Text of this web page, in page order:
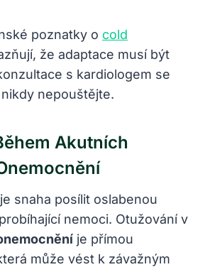
poznatky o cold
že adaptace musí být
s kardiologem se
nepouštějte.
Akutních
snaha posílit oslabenou
nemoci. Otužování v
je přímou
může vést k závažným